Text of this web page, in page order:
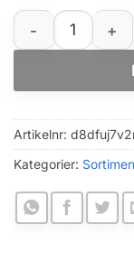
Utdragbart
Artikelnr:
Kategorier: